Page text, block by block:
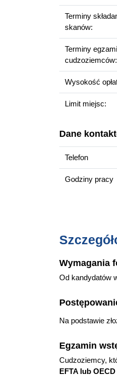
Praca w
Praca w
Możliwość
Terminy
skanów:
Terminy
cudzoziemców:
Wysokość
Limit miejsc:
Dane
Telefon
Godziny pracy
Wymagania
Od kandydatów
Na podstawie
Egzamin
Cudzoziemcy,
EFTA lub OECD